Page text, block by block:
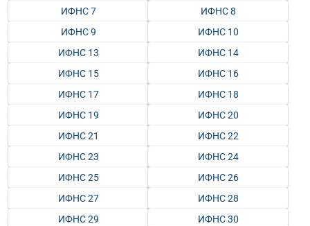
ИФНС 7
ИФНС 8
ИФНС 9
ИФНС 10
ИФНС 13
ИФНС 14
ИФНС 15
ИФНС 16
ИФНС 17
ИФНС 18
ИФНС 19
ИФНС 20
ИФНС 21
ИФНС 22
ИФНС 23
ИФНС 24
ИФНС 25
ИФНС 26
ИФНС 27
ИФНС 28
ИФНС 29
ИФНС 30